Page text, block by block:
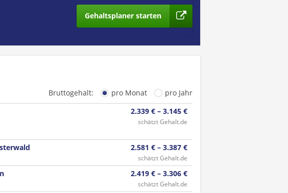
Gehaltsplaner starten
Bruttogehalt: pro Monat
pro Jahr
2.339 € – 3.145 €
schätzt Gehalt.de
2.581 € – 3.387 €
schätzt Gehalt.de
2.419 € – 3.306 €
schätzt Gehalt.de